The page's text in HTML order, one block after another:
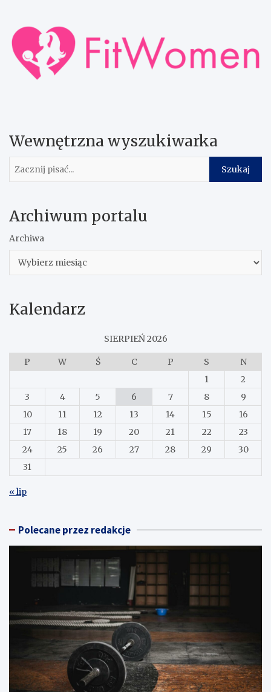
Wewnętrzna wyszukiwarka
Szukaj
Archiwum portalu
Archiwa
Kalendarz
SIERPIEŃ 2026
P W Ś C P S
N
1
2
3
4 5 6 7 8
9
10
11 12 13 14 15
16
17
18 19 20 21 22
23
24
25 26 27 28 29
30
31
« lip
Polecane przez redakcje